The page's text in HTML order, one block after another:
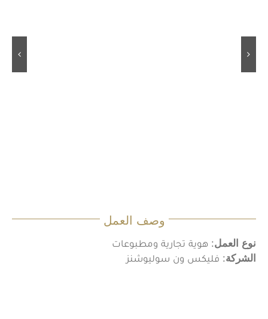
وصف العمل
نوع العمل: هوية تجارية ومطبوعات
الشركة: فليكس ون سوليوشنز